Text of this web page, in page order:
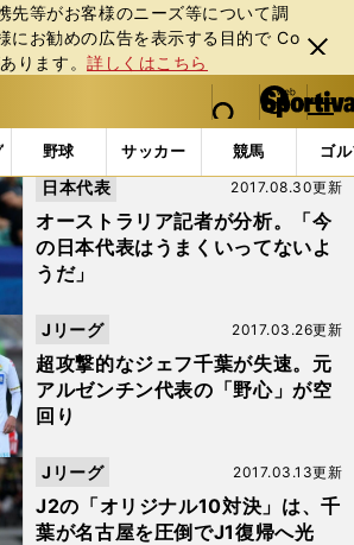
先等がお客様のニーズ等について調
にお勧めの広告を表⽰する⽬的で Co
ります。詳しくはこちら
閉じ
る
web Sportiva (webスポルティーバ)
検索
マイペ
ー
ジ
メニュ
野球 サッカー 競馬 ゴ
の検索結果 (7ページ目)
オーストラリア記者が分析。「今
の日本代表はうまくいってないよ
うだ」
2017.08.30更新
日本代表
超攻撃的なジェフ千葉が失速。元
アルゼンチン代表の「野心」が空
回り
2017.03.26更新
Jリーグ
J2の「オリジナル10対決」は、千
葉が名古屋を圧倒でJ1復帰へ光
2017.03.13更新
Jリーグ